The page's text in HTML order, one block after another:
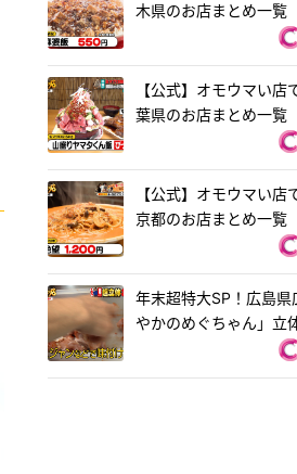
木県のお店まとめ一覧
【公式】オモウマい店
葉県のお店まとめ一覧
【公式】オモウマい店
京都のお店まとめ一覧
年末超特大SP！広島県
やかのめぐちゃん」立
好み焼き＆茨城県水戸